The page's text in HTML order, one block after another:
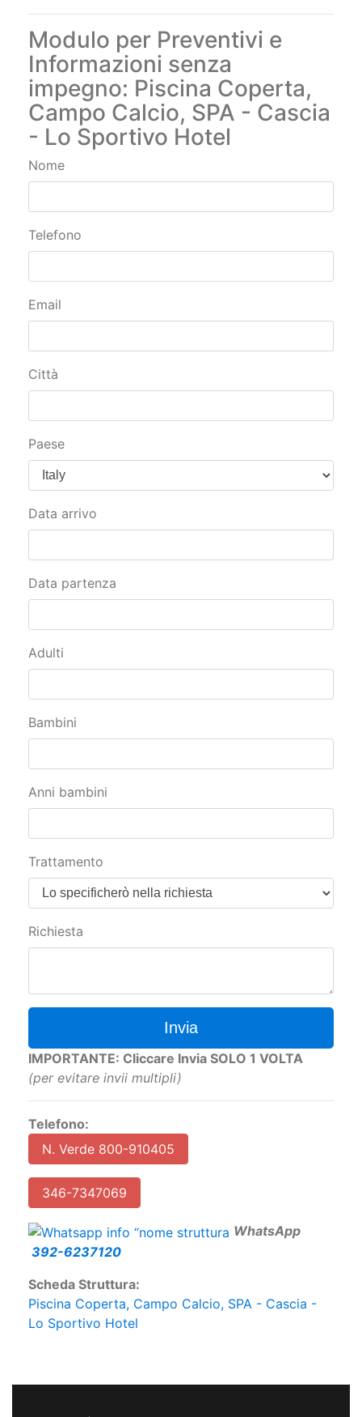
Modulo per Preventivi e
Informazioni senza
impegno: Piscina Coperta,
Campo Calcio, SPA - Cascia
- Lo Sportivo Hotel
Nome
Telefono
Email
Città
Paese
Data arrivo
Data partenza
Adulti
Bambini
Anni bambini
Trattamento
Richiesta
Invia
IMPORTANTE: Cliccare Invia SOLO 1 VOLTA
(per evitare invii multipli)
Telefono:
N. Verde 800-910405
346-7347069
WhatsApp
392-6237120
Scheda Struttura:
Piscina Coperta, Campo Calcio, SPA - Cascia -
Lo Sportivo Hotel